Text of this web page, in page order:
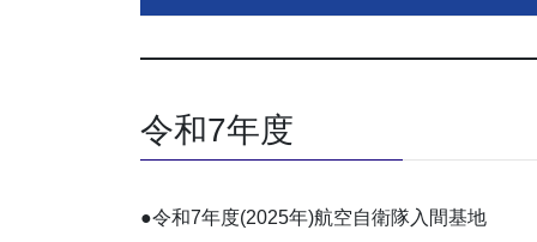
令和7年度
●令和7年度(2025年)航空自衛隊入間基地